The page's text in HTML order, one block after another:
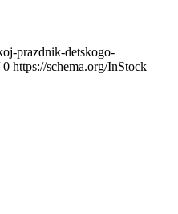
prazdnik-detskogo-
0 https://schema.org/InStock